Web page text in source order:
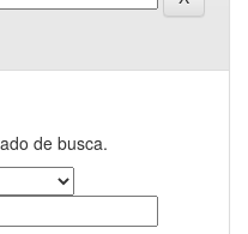
de busca.